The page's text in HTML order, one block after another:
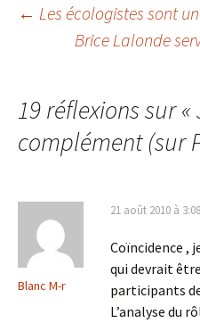
articles
← Les écologistes sont
Brice Lalonde
19 réflexions sur «
complément (sur
Blanc M-r
21 août 2010 à
Coïncidence ,
qui devrait
participants
L’analyse du